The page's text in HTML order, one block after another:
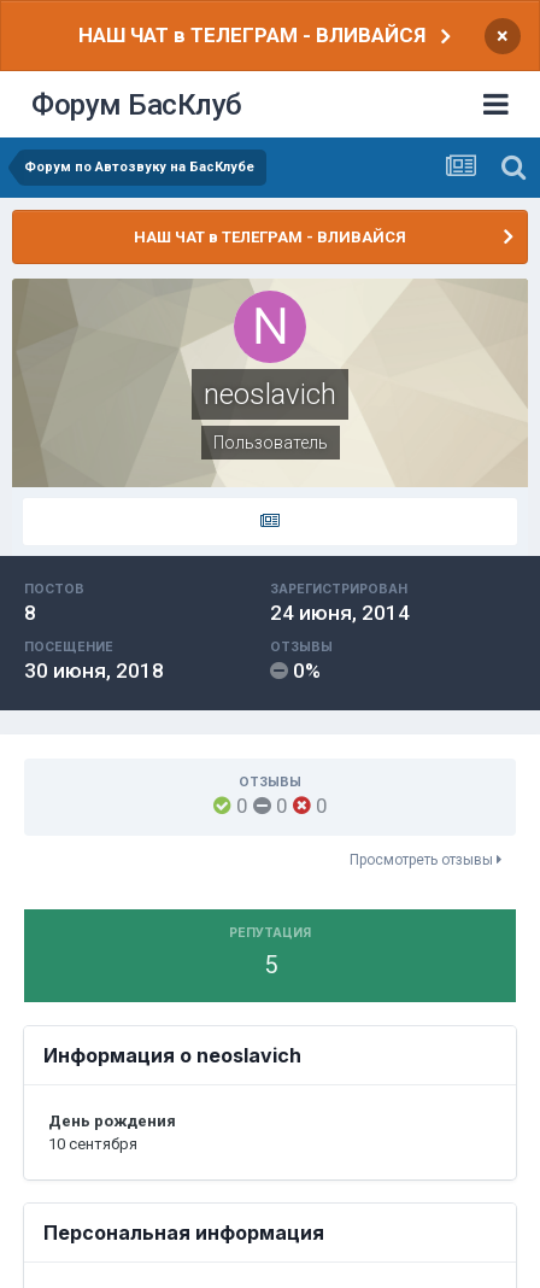
НАШ ЧАТ в ТЕЛЕГРАМ - ВЛИВАЙСЯ ×
Форум БасКлуб
Форум по Автозвуку на БасКлубе
НАШ ЧАТ в ТЕЛЕГРАМ - ВЛИВАЙСЯ
neoslavich
Пользователь
ПОСТОВ
8
ЗАРЕГИСТРИРОВАН
24 июня, 2014
ПОСЕЩЕНИЕ
30 июня, 2018
ОТЗЫВЫ
0%
ОТЗЫВЫ
0 0 0
Просмотреть отзывы
РЕПУТАЦИЯ
5
Информация о neoslavich
День рождения
10 сентября
Персональная информация